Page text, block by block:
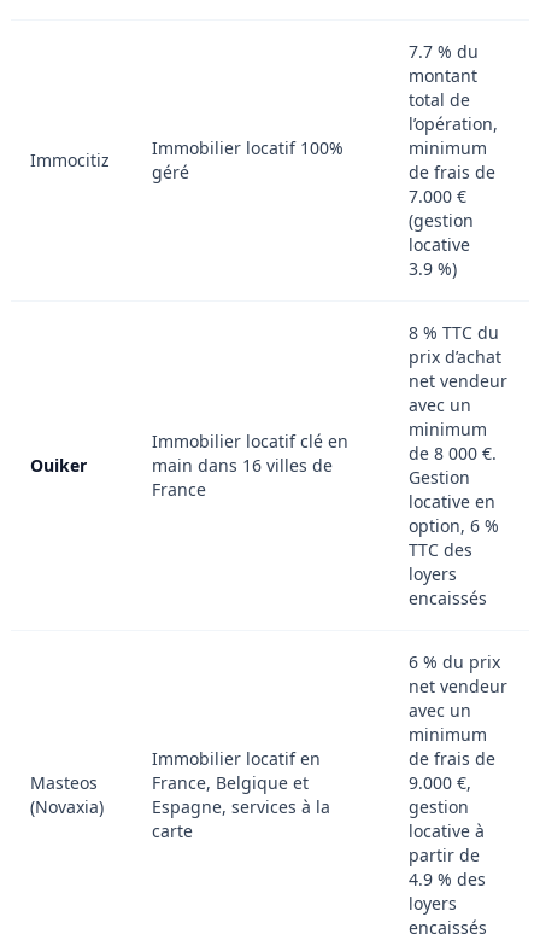
Immocitiz
Immobilier locatif 100%
géré
7.7 % du
montant
total de
l’opération,
minimum
de frais de
7.000 €
(gestion
locative
3.9 %)
Ouiker
Immobilier locatif clé en
main dans 16 villes de
France
8 % TTC du
prix d’achat
net vendeur
avec un
minimum
de 8 000 €.
Gestion
locative en
option, 6 %
TTC des
loyers
encaissés
Masteos
(Novaxia)
Immobilier locatif en
France, Belgique et
Espagne, services à la
carte
6 % du prix
net vendeur
avec un
minimum
de frais de
9.000 €,
gestion
locative à
partir de
4.9 % des
loyers
encaissés